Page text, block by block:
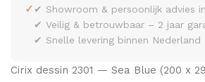
✓✔ Showroom & persoonlijk advies
✔ Veilig & betrouwbaar – 2 jaar
✔ Snelle levering binnen Nederland
Cirix dessin 2301 — Sea Blue (200 x